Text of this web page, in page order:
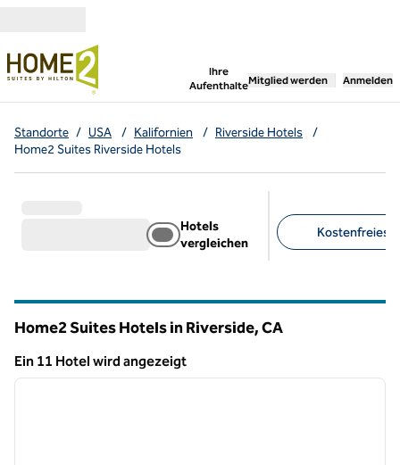
Ihre
Aufenthalte
,öffnet neue
Mitglied werden Anmelden
Standorte / USA / Kalifornien / Riverside Hotels
/
Home2 Suites Riverside Hotels
Hotels
vergleichen
Kostenfreies
Home2 Suites Hotels in Riverside,CA
Ein 11 Hotel wird angezeigt
Ein 11 Hotel wird angezeigt
1 von 12